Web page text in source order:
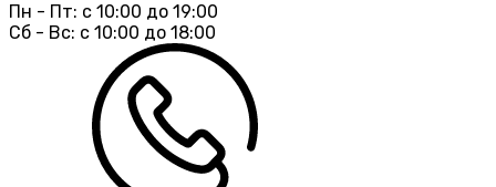
Пн - Пт: с 10:00 до 19:00
Сб - Вс: с 10:00 до 18:00